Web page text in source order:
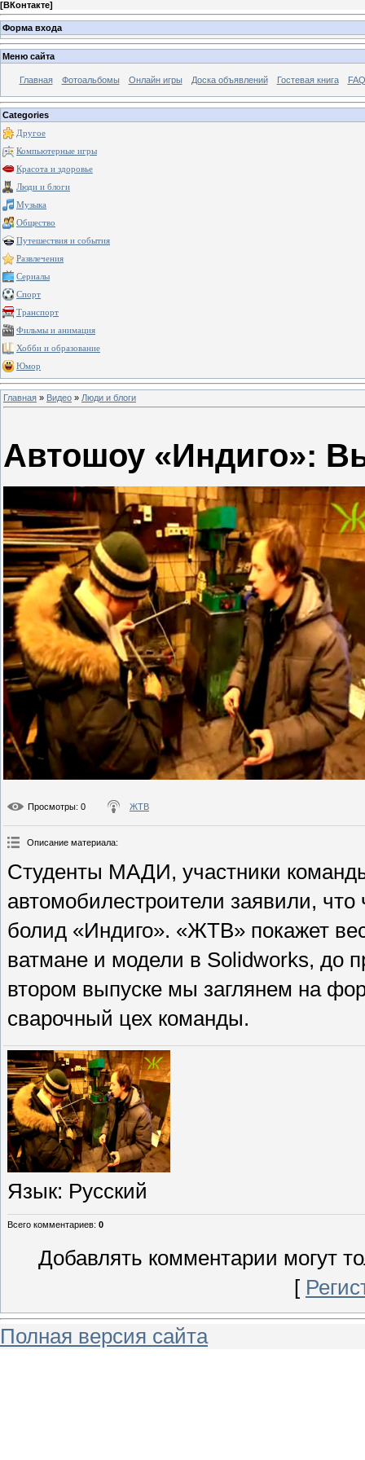
[ВКонтакте]
Форма входа
Меню сайта
Главная Фотоальбомы Онлайн игры Доска объявлений Гостевая книга
Categories
Другое
Компьютерные игры
Красота и здоровье
Люди и блоги
Музыка
Общество
Путешествия и события
Развлечения
Сериалы
Спорт
Транспорт
Фильмы и анимация
Хобби и образование
Юмор
Главная » Видео » Люди и блоги
Автошоу «Индиго»:
Просмотры: 0 ЖТВ
Описание материала:
Студенты МАДИ, участники
автомобилестроители заявили, что
болид «Индиго». «ЖТВ» покажет
ватмане и модели в Solidworks, до
втором выпуске мы заглянем на
сварочный цех команды.
Язык: Русский
Всего комментариев: 0
Добавлять комментарии могут
[
Полная версия сайта